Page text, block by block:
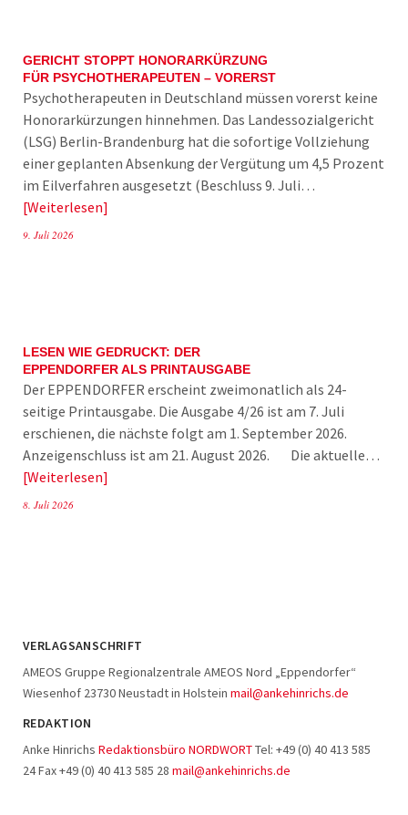
GERICHT STOPPT HONORARKÜRZUNG
FÜR PSYCHOTHERAPEUTEN – VORERST
Psychotherapeuten in Deutschland müssen vorerst keine
Honorarkürzungen hinnehmen. Das Landessozialgericht
(LSG) Berlin-Brandenburg hat die sofortige Vollziehung
einer geplanten Absenkung der Vergütung um 4,5 Prozent
im Eilverfahren ausgesetzt (Beschluss 9. Juli…
Weiterlesen
9. Juli 2026
LESEN WIE GEDRUCKT: DER
EPPENDORFER ALS PRINTAUSGABE
Der EPPENDORFER erscheint zweimonatlich als 24-
seitige Printausgabe. Die Ausgabe 4/26 ist am 7. Juli
erschienen, die nächste folgt am 1. September 2026.
Anzeigenschluss ist am 21. August 2026. Die aktuelle…
Weiterlesen
8. Juli 2026
VERLAGSANSCHRIFT
AMEOS Gruppe Regionalzentrale AMEOS Nord „Eppendorfer“
Wiesenhof 23730 Neustadt in Holstein mail@ankehinrichs.de
REDAKTION
Anke Hinrichs Redaktionsbüro NORDWORTTel: +49 (0) 40 413 585
24 Fax +49 (0) 40 413 585 28 mail@ankehinrichs.de